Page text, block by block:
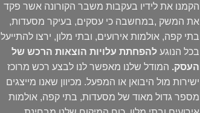
הקמנו את לידיו בעקבות משבר הקורונה אשר פקד
את המשק ,במחשבה כי עסקים, בעיקר מסעדות,
בתי קפה, אולמות אירועים, ובתי מלון, ירצו להתייעל
בכל הנוגע להפחתת עלויות הוצאות הרכש של
העסק. המודל שלנו מאפשר לנו לבצע רכש מרוכז
ישירות מול היבואן או המפעל. מכיוון שאנו מייצגים
מספר גדול מאוד של מסעדות, בתי קפה, אולמות